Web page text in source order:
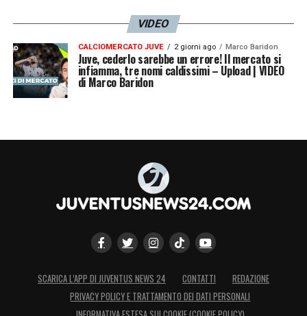
VIDEO
CALCIOMERCATO JUVE 2 giorni ago Marco Baridon
Juve, cederlo sarebbe un errore! Il mercato si
infiamma, tre nomi caldissimi – Upload | VIDEO
di Marco Baridon
SCARICA L’APP DI JUVENTUS NEWS 24 CONTATTI
REDAZIONE
PRIVACY POLICY E TRATTAMENTO DEI DATI PERSONALI